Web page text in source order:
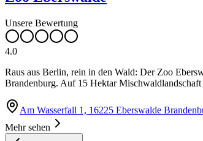
Unsere Bewertung
4.0
Raus aus Berlin, rein in den Wald: Der Zoo
Brandenburg. Auf 15 Hektar
Am Wasserfall 1, 16225 Eberswalde
Mehr sehen